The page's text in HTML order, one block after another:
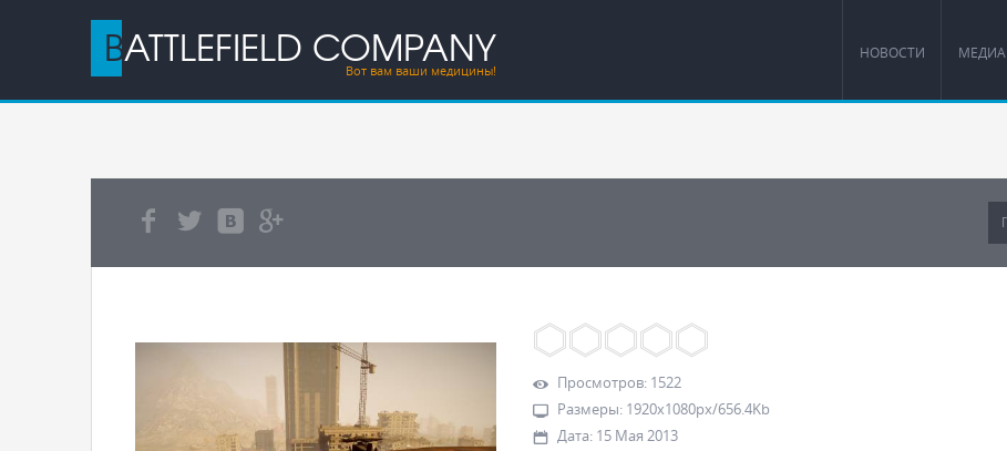
BATTLEFIELD COMPANY
Вот вам ваши медицины!
НОВОСТИ МЕДИА
Просмотров:1522
Размеры:1920x1080px/656.4Kb
Дата:15 Мая 2013